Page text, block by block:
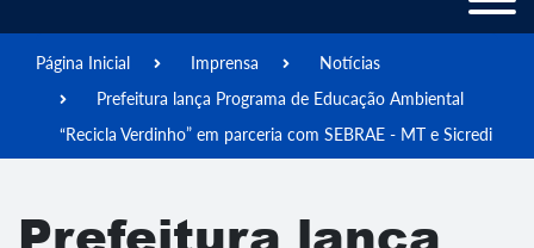
Página Inicial Imprensa
Notícias
Prefeitura lança Programa de Educação Ambiental
“Recicla Verdinho” em parceria com SEBRAE - MT e Sicredi
Prefeitura lança